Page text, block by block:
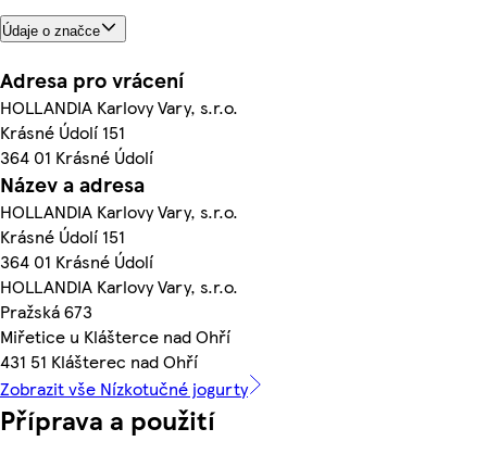
Údaje o značce
Adresa pro vrácení
HOLLANDIA Karlovy Vary, s.r.o.
Krásné Údolí 151
364 01 Krásné Údolí
Název a adresa
HOLLANDIA Karlovy Vary, s.r.o.
Krásné Údolí 151
364 01 Krásné Údolí
HOLLANDIA Karlovy Vary, s.r.o.
Pražská 673
Miřetice u Klášterce nad Ohří
431 51 Klášterec nad Ohří
Zobrazit vše Nízkotučné jogurty
Příprava a použití